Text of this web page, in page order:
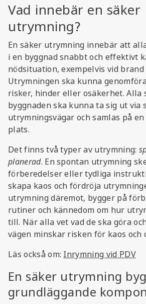
Vad innebär en säker
utrymning?
En säker utrymning innebär att
i en byggnad snabbt och effektivt
nödsituation, exempelvis vid
Utrymningen ska kunna
risker, hinder eller osäkerhet. Alla
byggnaden ska kunna ta sig ut via
utrymningsvägar och samlas på
plats.
Det finns två typer av utrymning:
planerad. En spontan utrymning
förberedelser eller tydliga
skapa kaos och fördröja
utrymning däremot, bygger på
rutiner och kännedom om hur
till. När alla vet vad de ska göra
vägen minskar risken för kaos och
Läs också om: Inrymning vid PDV
En säker utrymning
grundläggande